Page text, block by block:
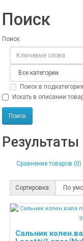
Поиск
Поиск:
Поиск в
Искать в описании
Результаты
Сравнение товаров (0)
Сортировка:
Сальник